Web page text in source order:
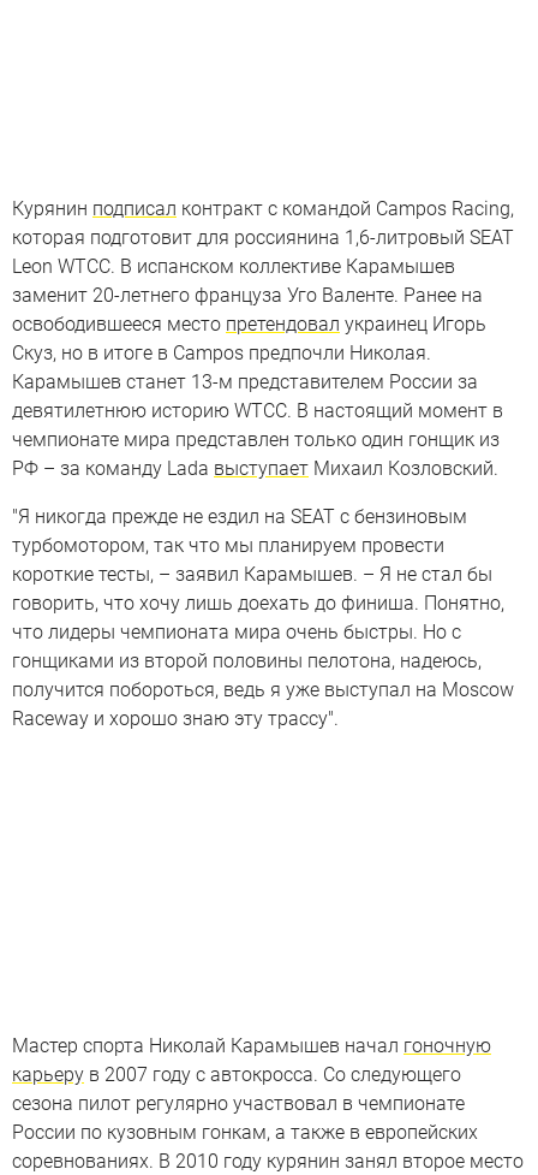
Курянин подписал контракт с командой Campos Racing,
которая подготовит для россиянина 1,6-литровый SEAT
Leon WTCC. В испанском коллективе Карамышев
заменит 20-летнего француза Уго Валенте. Ранее на
освободившееся место претендовал украинец Игорь
Скуз, но в итоге в Campos предпочли Николая.
Карамышев станет 13-м представителем России за
девятилетнюю историю WTCC. В настоящий момент в
чемпионате мира представлен только один гонщик из
РФ – за команду Lada выступает Михаил Козловский.
"Я никогда прежде не ездил на SEAT с бензиновым
турбомотором, так что мы планируем провести
короткие тесты, – заявил Карамышев. – Я не стал бы
говорить, что хочу лишь доехать до финиша. Понятно,
что лидеры чемпионата мира очень быстры. Но с
гонщиками из второй половины пелотона, надеюсь,
получится побороться, ведь я уже выступал на Moscow
Raceway и хорошо знаю эту трассу".
Мастер спорта Николай Карамышев начал гоночную
карьеру в 2007 году с автокросса. Со следующего
сезона пилот регулярно участвовал в чемпионате
России по кузовным гонкам, а также в европейских
соревнованиях. В 2010 году курянин занял второе место